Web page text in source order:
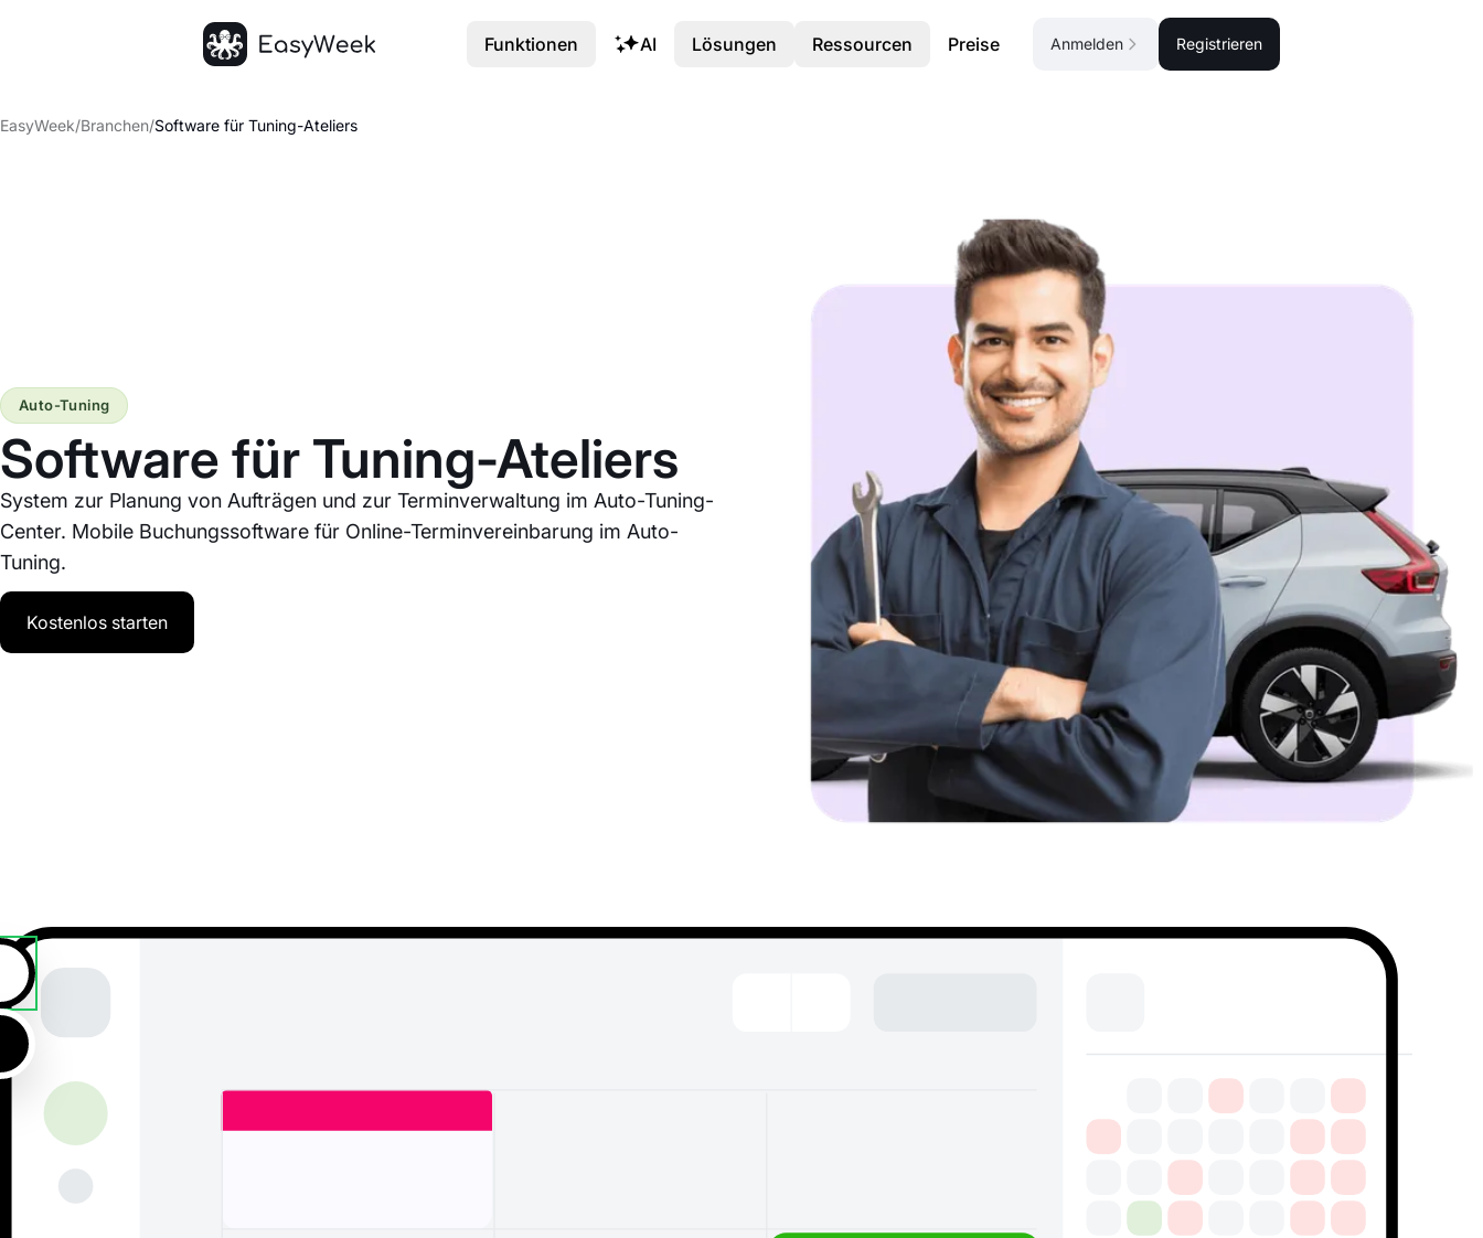
EasyWeek/Branchen/Software für Tuning-Ateliers
Software für Tuning-Ateliers
System zur Planung von Aufträgen und zur Terminverwaltung im Auto-Tuning-
Center. Mobile Buchungssoftware für Online-Terminvereinbarung im Auto-
Tuning.
Auto-Tuning
Kostenlos starten
Funktionen AI Lösungen Ressourcen Preise Anmelden Registrieren